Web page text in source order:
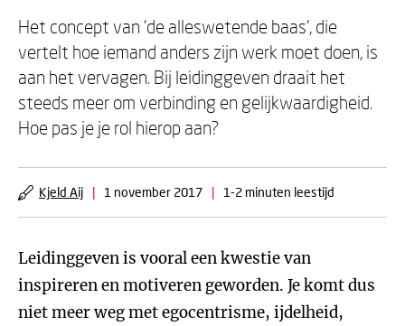
Het concept van 'de alleswetende baas', die
vertelt hoe iemand anders zijn werk moet doen, is
aan het vervagen. Bij leidinggeven draait het
steeds meer om verbinding en gelijkwaardigheid.
Hoe pas je je rol hierop aan?
Kjeld Aij | 1 november 2017 | 1-2 minuten leestijd
Leidinggeven is vooral een kwestie van
inspireren en motiveren geworden. Je komt dus
niet meer weg met egocentrisme, ijdelheid,